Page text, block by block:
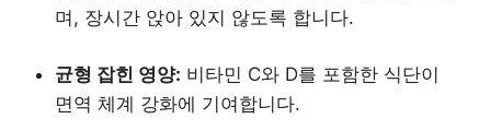
며, 장시간 앉아 있지 않도록 합니다.
균형 잡힌 영양: 비타민 C와 D를 포함한 식단이
면역 체계 강화에 기여합니다.